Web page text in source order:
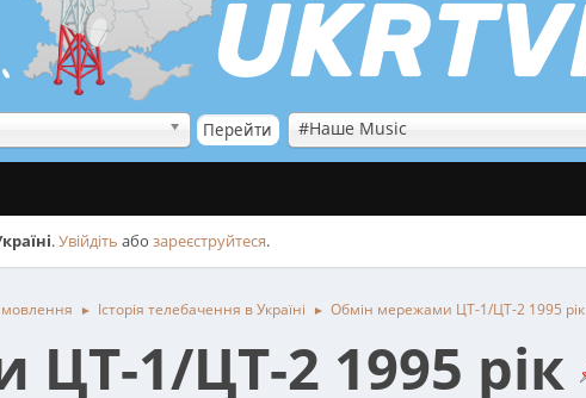
#Наше Music
.Увійдіть або зареєструйтеся.
► Історія телебачення в Україні ► Обмін мережами ЦТ-1/ЦТ-2 1995 рік
1/ЦТ-2 1995 рік